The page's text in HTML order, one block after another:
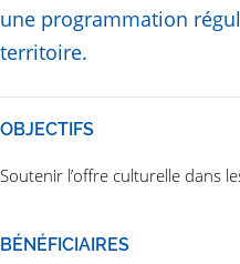
une programmation
territoire.
OBJECTIFS
Soutenir l’offre culturelle dans
BÉNÉFICIAIRES